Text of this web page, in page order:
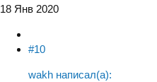
18 Янв 2020
#10
wakh написал(а):